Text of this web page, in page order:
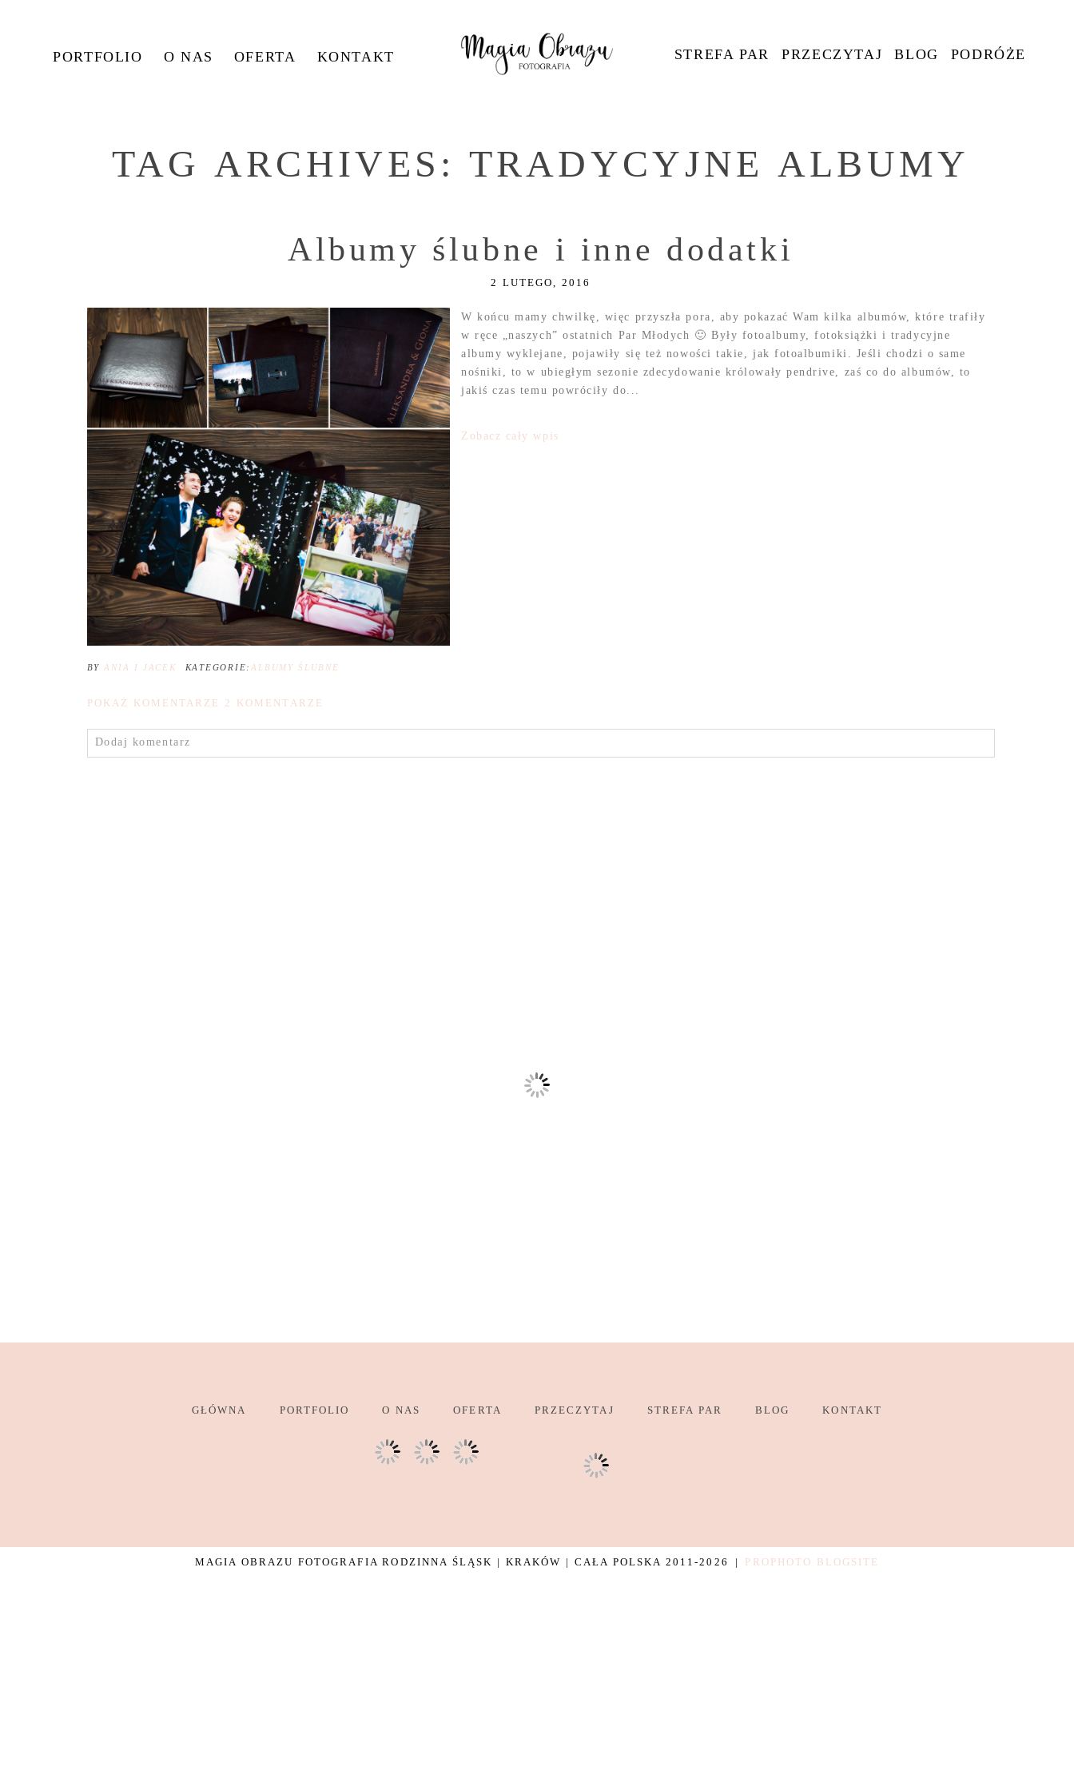
PORTFOLIO O NAS OFERTA KONTAKT STREFA PAR PRZECZYTAJ BLOG PODRÓŻE
TAG ARCHIVES: TRADYCYJNE ALBUMY
Albumy ślubne i inne dodatki
2 LUTEGO, 2016
W końcu mamy chwilkę, więc przyszła pora, aby pokazać Wam kilka albumów, które trafiły
w ręce „naszych” ostatnich Par Młodych 🙂 Były fotoalbumy, fotoksiążki i tradycyjne
albumy wyklejane, pojawiły się też nowości takie, jak fotoalbumiki. Jeśli chodzi o same
nośniki, to w ubiegłym sezonie zdecydowanie królowały pendrive, zaś co do albumów, to
jakiś czas temu powróciły do...
Zobacz cały wpis
BY ANIA I JACEK KATEGORIE: ALBUMY ŚLUBNE
POKAŻ KOMENTARZE 2 KOMENTARZE
Dodaj komentarz
GŁÓWNA PORTFOLIO O NAS OFERTA PRZECZYTAJ STREFA PAR BLOG KONTAKT
MAGIA OBRAZU FOTOGRAFIA RODZINNA ŚLĄSK | KRAKÓW | CAŁA POLSKA 2011-2026 | PROPHOTO BLOGSITE